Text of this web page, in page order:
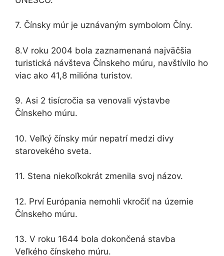
7. Čínsky múr je uznávaným symbolom Číny.
8.V roku 2004 bola zaznamenaná najväčšia
turistická návšteva Čínskeho múru, navštívilo ho
viac ako 41,8 milióna turistov.
9. Asi 2 tisícročia sa venovali výstavbe
Čínskeho múru.
10. Veľký čínsky múr nepatrí medzi divy
starovekého sveta.
11. Stena niekoľkokrát zmenila svoj názov.
12. Prví Európania nemohli vkročiť na územie
Čínskeho múru.
13. V roku 1644 bola dokončená stavba
Veľkého čínskeho múru.